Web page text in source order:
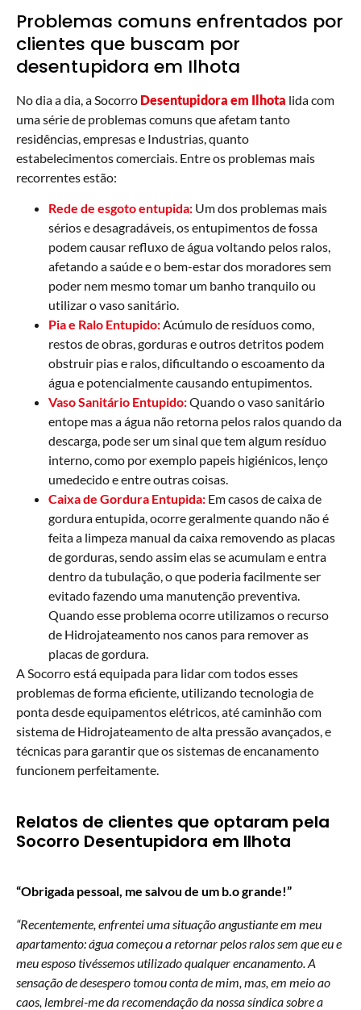
Problemas comuns enfrentados por
clientes que buscam por
desentupidora em Ilhota
No dia a dia, a Socorro Desentupidora em Ilhota lida com
uma série de problemas comuns que afetam tanto
residências, empresas e Industrias, quanto
estabelecimentos comerciais. Entre os problemas mais
recorrentes estão:
Rede de esgoto entupida: Um dos problemas mais
sérios e desagradáveis, os entupimentos de fossa
podem causar refluxo de água voltando pelos ralos,
afetando a saúde e o bem-estar dos moradores sem
poder nem mesmo tomar um banho tranquilo ou
utilizar o vaso sanitário.
Pia e Ralo Entupido:Acúmulo de resíduos como,
restos de obras, gorduras e outros detritos podem
obstruir pias e ralos, dificultando o escoamento da
água e potencialmente causando entupimentos.
Vaso Sanitário Entupido:Quando o vaso sanitário
entope mas a água não retorna pelos ralos quando da
descarga, pode ser um sinal que tem algum resíduo
interno, como por exemplo papeis higiénicos, lenço
umedecido e entre outras coisas.
Caixa de Gordura Entupida: Em casos de caixa de
gordura entupida, ocorre geralmente quando não é
feita a limpeza manual da caixa removendo as placas
de gorduras, sendo assim elas se acumulam e entra
dentro da tubulação, o que poderia facilmente ser
evitado fazendo uma manutenção preventiva.
Quando esse problema ocorre utilizamos o recurso
de Hidrojateamento nos canos para remover as
placas de gordura.
A Socorro está equipada para lidar com todos esses
problemas de forma eficiente, utilizando tecnologia de
ponta desde equipamentos elétricos, até caminhão com
sistema de Hidrojateamento de alta pressão avançados, e
técnicas para garantir que os sistemas de encanamento
funcionem perfeitamente.
Relatos de clientes que optaram pela
Socorro Desentupidora em Ilhota
“Obrigada pessoal, me salvou de um b.o grande!”
“Recentemente, enfrentei uma situação angustiante em meu
apartamento: água começou a retornar pelos ralos sem que eu e
meu esposo tivéssemos utilizado qualquer encanamento. A
sensação de desespero tomou conta de mim, mas, em meio ao
caos, lembrei-me da recomendação da nossa síndica sobre a